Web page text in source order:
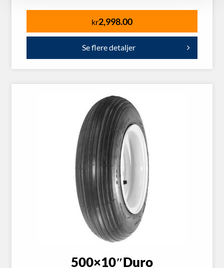
kr2,998.00
Se flere detaljer
500×10″Duro